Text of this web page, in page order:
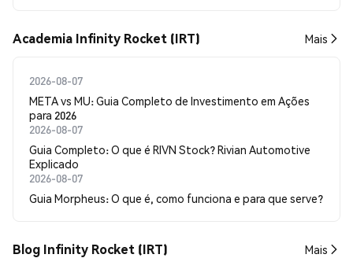
Academia Infinity Rocket (IRT) Mais
2026-08-07
META vs MU: Guia Completo de Investimento em Ações
para 2026
2026-08-07
Guia Completo: O que é RIVN Stock? Rivian Automotive
Explicado
2026-08-07
Guia Morpheus: O que é, como funciona e para que serve?
Blog Infinity Rocket (IRT) Mais